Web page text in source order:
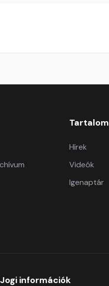
Tartalom
Hírek
Videók
Igenaptár
Jogi információk